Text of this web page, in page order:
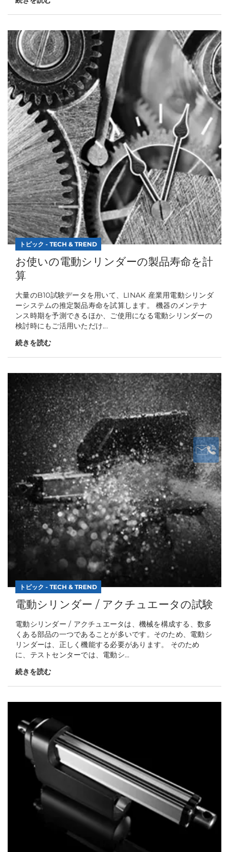
トピック - TECH & TREND
お使いの電動シリンダーの製品寿命を計
算
大量のB10試験データを用いて、LINAK 産業用電動シリンダ
ーシステムの推定製品寿命を試算します。 機器のメンテナ
ンス時期を予測できるほか、ご使用になる電動シリンダーの
検討時にもご活用いただけ...
続きを読む
トピック - TECH & TREND
電動シリンダー / アクチュエータの試験
電動シリンダー / アクチュエータは、機械を構成する、数多
くある部品の一つであることが多いです。そのため、電動シ
リンダーは、正しく機能する必要があります。 そのため
に、テストセンターでは、電動シ...
続きを読む